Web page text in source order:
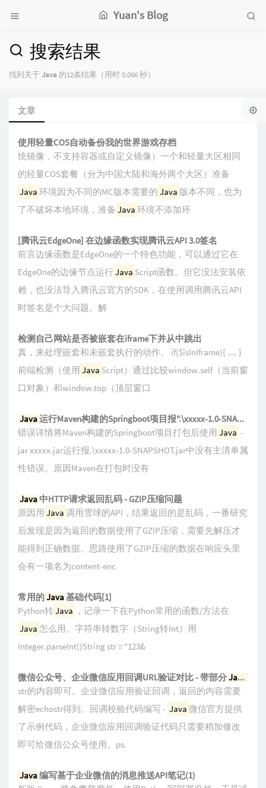
Yuan's Blog
搜索结果
找到关于Java 的12条结果（用时 0.066 秒）
文章
使用轻量COS自动备份我的世界游戏存档
统镜像，不支持容器或自定义镜像）一个和轻量大区相同
的轻量COS套餐（分为中国大陆和海外两个大区）准备
Java 环境因为不同的MC版本需要的 Java 版本不同，也为
了不破坏本地环境，准备 Java 环境不添加环
[腾讯云EdgeOne] 在边缘函数实现腾讯云API 3.0签名
前言边缘函数是EdgeOne的一个特色功能，可以通过它在
EdgeOne的边缘节点运行Java Script函数。但它没法安装依
赖，也没法导入腾讯云官方的SDK，在使用调用腾讯云API
时签名是个大问题。解
检测自己网站是否被嵌套在iframe下并从中跳出
真，来处理嵌套和未嵌套执行的动作。 if($isInIframe){ .... }
前端检测（使用 Java Script）通过比较window.self（当前窗
口对象）和window.top（顶层窗口
Java运行Maven构建的Springboot项目报".\xxxxx-1.0-SNAPSHOT.jar中没有主清单属性"错误
错误详情将Maven构建的Springboot项目打包后使用 Java -
jar xxxxx.jar运行报.\xxxxx-1.0-SNAPSHOT.jar中没有主清单属
性错误。原因Maven在打包时没有
Java中HTTP请求返回乱码 - GZIP压缩问题
原因用 Java 调用雪球的API，结果返回的是乱码，一番研究
后发现是因为返回的数据使用了GZIP压缩，需要先解压才
能得到正确数据。思路使用了GZIP压缩的数据在响应头里
会有一项名为content-enc
常用的Java基础代码[1]
Python转Java ，记录一下在Python常用的函数/方法在
Java 怎么用。字符串转数字（String转Int）用
Integer.parseInt()String str = "123&
微信公众号、企业微信应用回调URL验证对比 - 带部分Java
str的内容即可。企业微信应用验证回调，返回的内容需要
解密echostr得到。回调校验代码编写 - Java 微信官方提供
了示例代码，企业微信应用回调验证代码只需要稍加修改
即可给微信公众号使用。ps.
Java编写基于企业微信的消息推送API笔记(1)